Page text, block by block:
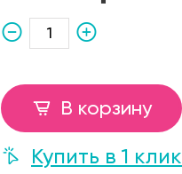
В корзину
Купить в 1 клик